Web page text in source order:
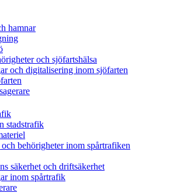
hamnar
och sjöfartshälsa
och digitalisering inom sjöfarten
stadstrafik
behörigheter inom spårtrafiken
säkerhet och driftsäkerhet
inom spårtrafik